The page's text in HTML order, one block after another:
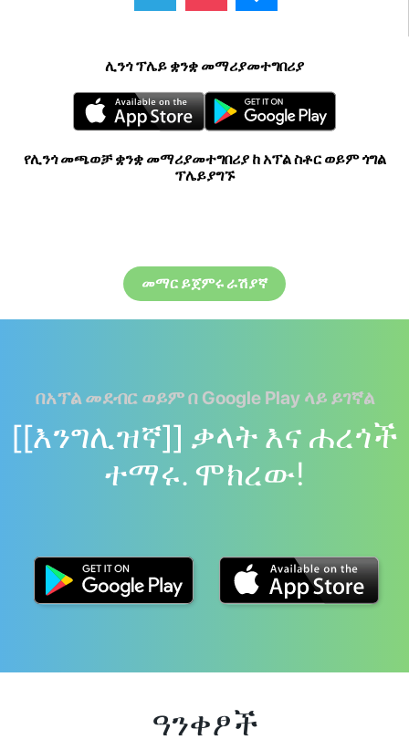
ሊንጎ ፕሌይ ቋንቋ መማሪያመተግበሪያ
የሊንጎ መጫወቻ ቋንቋ መማሪያመተግበሪያ ከ አፕል ስቶር ወይም ጎግል
ፕሌይያግኙ
መማር ይጀምሩ ራሽያኛ
በአፕል መደብር ወይም በ Google Play ላይ ይገኛል
[[እንግሊዝኛ]] ቃላት እና ሐረጎች
ተማሩ. ሞክረው!
ዓንቀፆች